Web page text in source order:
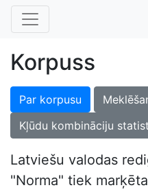
Korpuss
Par korpusu
Kļūdu kombināciju
Latviešu valodas
"Norma" tiek